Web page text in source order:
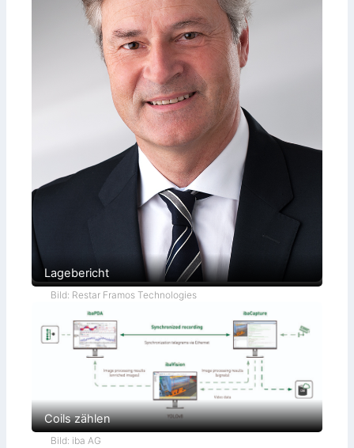
Lagebericht
Bild: Restar Framos Technologies
Coils zählen
Bild: iba AG